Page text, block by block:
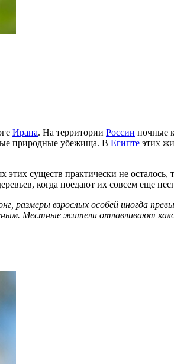
Ирана. На территории России ночные
природные убежища. В Египте этих
этих существ практически не
когда поедают их совсем еще
размеры взрослых особей иногда
Местные жители отлавливают